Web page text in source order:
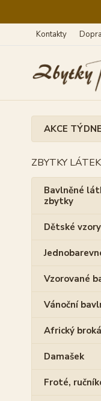
Kontakty
AKCE TÝDNE
ZBYTKY
Bavlněné
zbytky
Dětské
Vzorované
Vánoční
Africký
Damašek
Froté,